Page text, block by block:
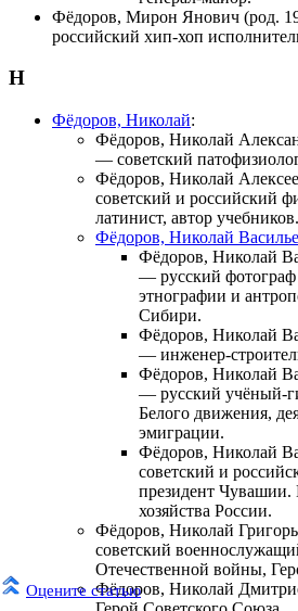
Оцените статью
Фёдоров, Мирон Янович (род.
российский хип-хоп
Н
Фёдоров, Николай:
Фёдоров, Николай
— советский
Фёдоров, Николай
советский и российский
латинист, автор учебников.
Фёдоров, Николай
Фёдоров, Николай
— русский фотограф
этнографии и
Сибири.
Фёдоров, Николай
— инженер-
Фёдоров, Николай
— русский учёный-
Белого движения,
эмиграции.
Фёдоров, Николай
советский и
президент Чувашии.
хозяйства России.
Фёдоров, Николай
советский
Отечественной войны,
Фёдоров, Николай